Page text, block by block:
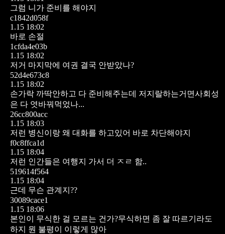
그럼 니가 준비를 해야지
c1842d058f
1.15 18:02
바로 손절
1cfda4e03b
1.15 18:02
저거 마지막에 여권 결국 안받았나?
52d4e673c8
1.15 18:02
손가락 까딱안하고 다 준비해주는데 저지랄하는거면사회성
은 다 엿바꿔먹었나...
26cc800acc
1.15 18:03
저런 병신이랑 왜 대화를 하고있어 바로 차단해야지
f0c8ffca1d
1.15 18:04
저런 인간들은 여행지 가서 더 ㅈㄹ 함..
519614f564
1.15 18:04
근데 무슨 관계지??
30089cace1
1.15 18:06
본인이 무식한 걸 모르는 건가?무식하면 좀 잘 따르기라도
하지 뭔 불평이 이렇게 많아